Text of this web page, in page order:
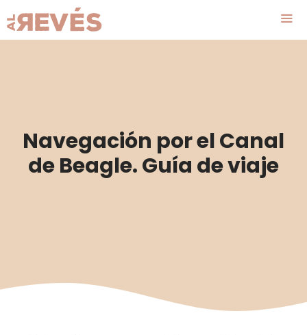
al
contenido
Navegación por el Canal
de Beagle. Guía de viaje